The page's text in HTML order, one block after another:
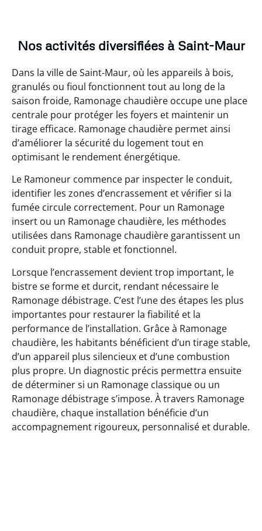
Nos activités diversifiées à Saint-Maur
Dans la ville de Saint-Maur, où les appareils à bois,
granulés ou fioul fonctionnent tout au long de la
saison froide, Ramonage chaudière occupe une place
centrale pour protéger les foyers et maintenir un
tirage efficace. Ramonage chaudière permet ainsi
d’améliorer la sécurité du logement tout en
optimisant le rendement énergétique.
Le Ramoneur commence par inspecter le conduit,
identifier les zones d’encrassement et vérifier si la
fumée circule correctement. Pour un Ramonage
insert ou un Ramonage chaudière, les méthodes
utilisées dans Ramonage chaudière garantissent un
conduit propre, stable et fonctionnel.
Lorsque l’encrassement devient trop important, le
bistre se forme et durcit, rendant nécessaire le
Ramonage débistrage. C’est l’une des étapes les plus
importantes pour restaurer la fiabilité et la
performance de l’installation. Grâce à Ramonage
chaudière, les habitants bénéficient d’un tirage stable,
d’un appareil plus silencieux et d’une combustion
plus propre. Un diagnostic précis permettra ensuite
de déterminer si un Ramonage classique ou un
Ramonage débistrage s’impose. À travers Ramonage
chaudière, chaque installation bénéficie d’un
accompagnement rigoureux, personnalisé et durable.